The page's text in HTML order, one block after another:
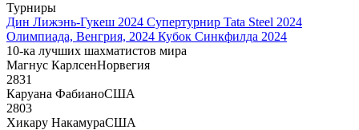
Турниры
Дин Лижэнь-Гукеш 2024 Супертурнир Tata Steel 2024
Олимпиада, Венгрия, 2024 Кубок Синкфилда 2024
10-ка лучших шахматистов мира
Магнус КарлсенНорвегия
2831
Каруана ФабианоСША
2803
Хикару НакамураСША